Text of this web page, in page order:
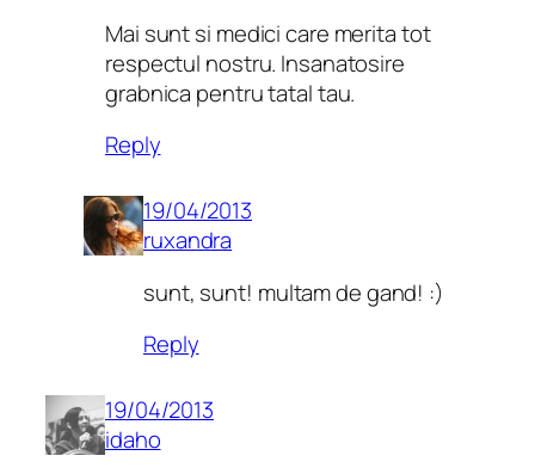
Mai sunt si medici care merita tot
respectul nostru. Insanatosire
grabnica pentru tatal tau.
Reply
19/04/2013
ruxandra
sunt, sunt! multam de gand! :)
Reply
19/04/2013
idaho